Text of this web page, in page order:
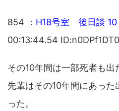
854 ： H18号室 後日談 10
00:13:44.54 ID:n0DPf1DT0
その10年間は一部死者も出
先輩はその10年間にあっ
った。